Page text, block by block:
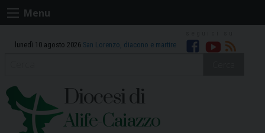
Skip
to
Menu
lunedì 10 agosto 2026 San Lorenzo, diacono e martire Facebook
Youtube
RSS
Diocesi di
Alife-Caiazzo